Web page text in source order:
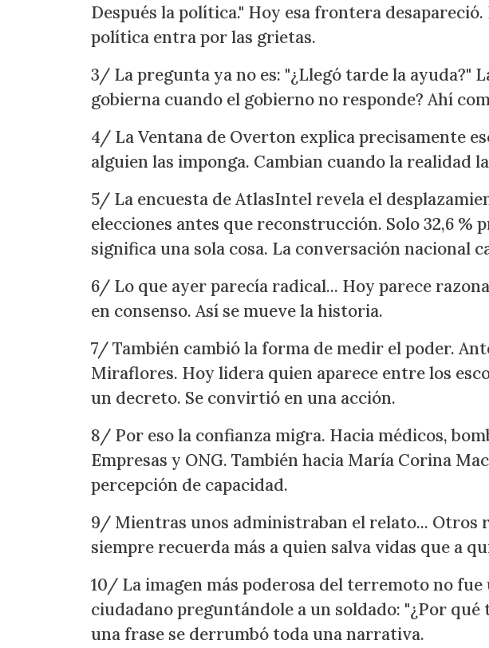
Después la política." Hoy esa frontera
política entra por las grietas.
3/ La pregunta ya no es: "¿Llegó tarde la ayuda?"
gobierna cuando el gobierno no responde? Ahí
4/ La Ventana de Overton explica precisamente
alguien las imponga. Cambian cuando la realidad
5/ La encuesta de AtlasIntel revela el
elecciones antes que reconstrucción. Solo 32,6
significa una sola cosa. La conversación nacional
6/ Lo que ayer parecía radical... Hoy parece
en consenso. Así se mueve la historia.
7/ También cambió la forma de medir el poder.
Miraflores. Hoy lidera quien aparece entre los
un decreto. Se convirtió en una acción.
8/ Por eso la confianza migra. Hacia médicos,
Empresas y ONG. También hacia María Corina
percepción de capacidad.
9/ Mientras unos administraban el relato... Otros
siempre recuerda más a quien salva vidas que a
10/ La imagen más poderosa del terremoto no
ciudadano preguntándole a un soldado: "¿Por qué
una frase se derrumbó toda una narrativa.